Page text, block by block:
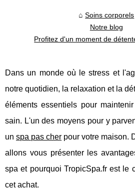
Soins corporels
Notre blog
Profitez d'un moment de
Dans un monde où le stress et
notre quotidien, la relaxation et la
éléments essentiels pour
sain. L'un des moyens pour y
unspa pas cher pour votre maison.
allons vous présenter les
spa et pourquoi TropicSpa.fr est le
cet achat.